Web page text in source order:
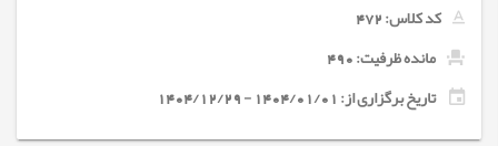
کد کلاس:472
مانده ظرفیت: 490
تاریخ برگزاری از: 1404/01/01 - 1404/12/29